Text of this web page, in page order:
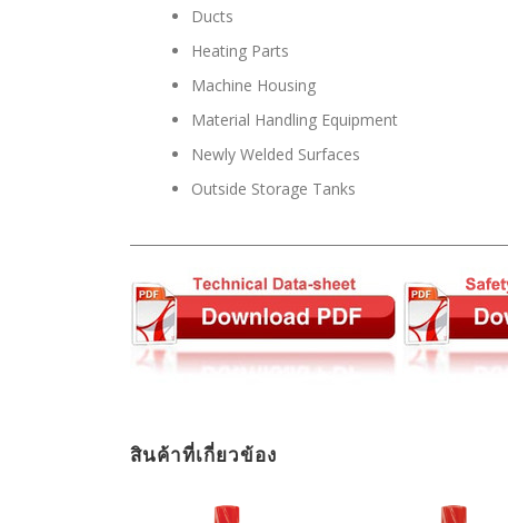
Ducts
Heating Parts
Machine Housing
Material Handling Equipment
Newly Welded Surfaces
Outside Storage Tanks
สินค้าที่เกี่ยวข้อง